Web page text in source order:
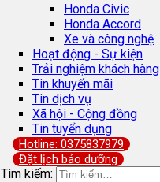
Honda Civic
Honda Accord
Xe và công nghệ
Hoạt động - Sự kiện
Trải nghiệm khách hàng
Tin khuyến mãi
Tin dịch vụ
Xã hội - Cộng đồng
Tin tuyển dụng
Hotline: 0375837979
Đặt lịch bảo dưỡng
Tìm kiếm: